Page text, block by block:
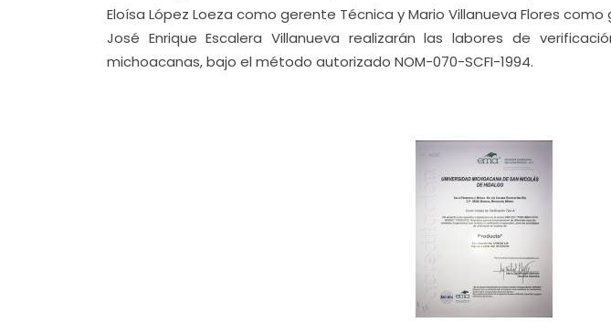
Eloísa López Loeza como gerente Técnica y Mario Villanueva Flores
José Enrique Escalera Villanueva realizarán las labores de
michoacanas, bajo el método autorizado NOM-070-SCFI-1994.